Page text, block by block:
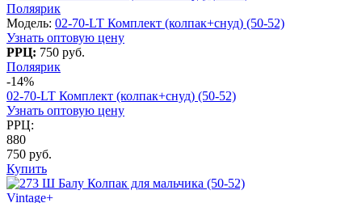
Поляярик
Модель: 02-70-LT Комплект (колпак+снуд) (50-52)
Узнать оптовую цену
РРЦ: 750 руб.
Поляярик
-14%
02-70-LT Комплект (колпак+снуд) (50-52)
Узнать оптовую цену
РРЦ:
880
750 руб.
Купить
Vintage+